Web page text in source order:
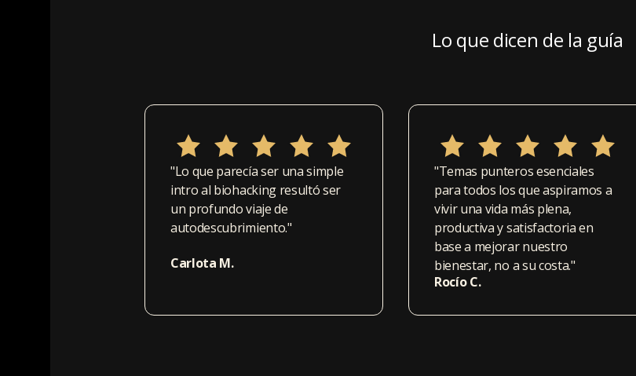
Lo que dicen de la guía
"Lo que parecía ser una simple
intro al biohacking resultó ser
un profundo viaje de
autodescubrimiento."
Carlota M.
"Temas punteros esenciales
para todos los que aspiramos a
vivir una vida más plena,
productiva y satisfactoria en
base a mejorar nuestro
bienestar, no a su costa."
Rocío C.